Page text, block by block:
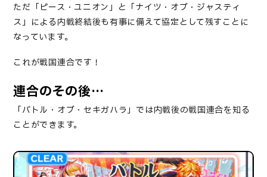
ただ「ピース・ユニオン」と「ナイツ・オブ・ジャスティ
ス」による内戦終結後も有事に備えて協定として残すことに
なっています。
これが戦国連合です！
連合のその後…
「バトル・オブ・セキガハラ」では内戦後の戦国連合を知る
ことができます。